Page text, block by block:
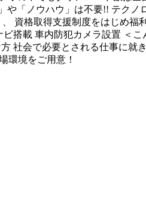
や「ノウハウ」は不要!! テクノ
資格取得支援制度をはじめ福
搭載 車内防犯カメラ設置 ＜こ
社会で必要とされる仕事に就
環境をご用意！